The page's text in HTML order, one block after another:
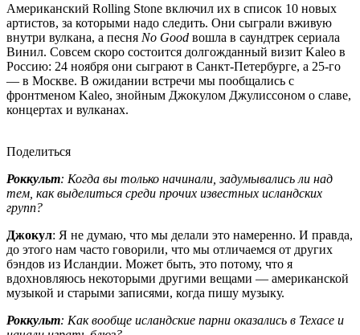
Американский Rolling Stone включил их в список 10 новых
артистов, за которыми надо следить. Они сыграли вживую
внутри вулкана, а песня No Good вошла в саундтрек сериала
Винил. Совсем скоро состоится долгожданный визит Kaleo в
Россию: 24 ноября они сыграют в Санкт-Петербурге, а 25-го
— в Москве. В ожидании встречи мы пообщались с
фронтменом Kaleo, знойным Джокулом Джулиссоном о славе,
концертах и вулканах.
Поделиться
Роккульт: Когда вы только начинали, задумывались ли над
тем, как выделиться среди прочих известных исландских
групп?
Джокул: Я не думаю, что мы делали это намеренно. И правда,
до этого нам часто говорили, что мы отличаемся от других
бэндов из Исландии. Может быть, это потому, что я
вдохновляюсь некоторыми другими вещами — американской
музыкой и старыми записями, когда пишу музыку.
Роккульт: Как вообще исландские парни оказались в Техасе и